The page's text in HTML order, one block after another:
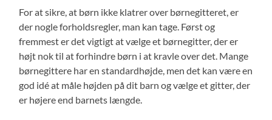
For at sikre, at børn ikke klatrer over børnegitteret, er
der nogle forholdsregler, man kan tage. Først og
fremmest er det vigtigt at vælge et børnegitter, der er
højt nok til at forhindre børn i at kravle over det. Mange
børnegittere har en standardhøjde, men det kan være en
god idé at måle højden på dit barn og vælge et gitter, der
er højere end barnets længde.